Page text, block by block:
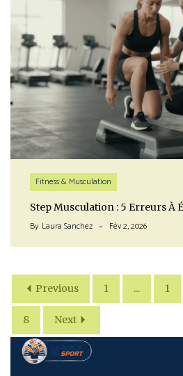
Fitness & Musculation
Step Musculation : 5 Erreurs À
By Laura Sanchez Fév 2, 2026
Previous 1 ... 1
8 Next